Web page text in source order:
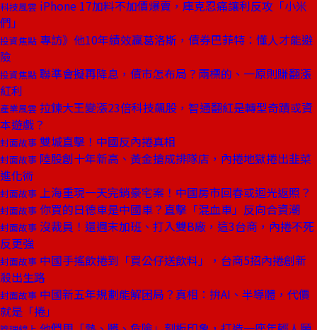
科技風雲 iPhone 17加料不加價爆賣，庫克忍痛讓利反攻「小米
們」
投資焦點 專訪》他10年績效贏葛洛斯，債券巴菲特：懂人才能避
險
投資焦點 聯準會擬再降息，債市怎布局？兩標的、一原則賺翻漲
紅利
產業風雲 拉鍊大王變漲23倍科技飆股，智通翻紅是轉型奇蹟或資
本遊戲？
封面故事 雙城直擊！中國反內捲真相
封面故事 陸股創十年新高、黃金搶成排隊店，內捲地獄捲出韭菜
進化術
封面故事 上海重現一天完銷豪宅案！中國房市回春或迴光返照？
封面故事 你買的日德車是中國車？直擊「混血車」反向合資潮
封面故事 沒裁員！還週末加班、打入雙B廠，這3台商，內捲不死
反更強
封面故事 中國手搖飲捲到「買公仔送飲料」，台商5招內捲創新
殺出生路
封面故事 中國新五年規劃能解困局？真相：拚AI、半導體，代價
就是「捲」